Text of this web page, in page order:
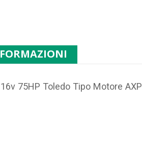
75HP Toledo Tipo Motore AXP